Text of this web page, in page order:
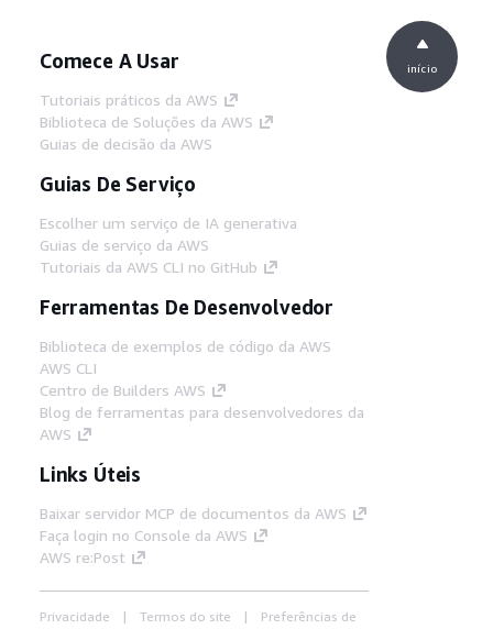
Comece A Usar
Tutoriais práticos da AWS
Biblioteca de Soluções da AWS
Guias de decisão da AWS
Guias De Serviço
Escolher um serviço de IA generativa
Guias de serviço da AWS
Tutoriais da AWS CLI no GitHub
Ferramentas De Desenvolvedor
Biblioteca de exemplos de código da AWS
AWS CLI
Centro de Builders AWS
Blog de ferramentas para desenvolvedores da
AWS
Links Úteis
Baixar servidor MCP de documentos da AWS
Faça login no Console da AWS
AWS re:Post
Privacidade Termos do site Preferências de
início